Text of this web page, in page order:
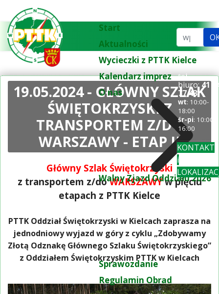
Start
Aktualności
Wycieczki z PTTK Kielce
Kalendarz imprez
O nas
Walny Zjazd Oddziału 2026
Sprawozdanie
Regulamin Obrad
Szukaj...
tel.
biuro:41
77 43
wt: 10:00-
18:00
śr-pi: 10:00-
16:00
KONTAKT
i
19.05.2024 - GŁÓWNY SZLAK
ŚWIĘTOKRZYSKI Z
TRANSPORTEM Z/DO
WARSZAWY - ETAP II
Główny Szlak Świętokrzyski
z transportem z/doWARSZAWYw pięciu
etapach z PTTK Kielce
PTTK Oddział Świętokrzyski w Kielcach zaprasza na
jednodniowy wyjazd w góry z cyklu „Zdobywamy
Złotą Odznakę Głównego Szlaku Świętokrzyskiego”
z Oddziałem Świętokrzyskim PTTK w Kielcach